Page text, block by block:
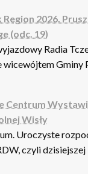
2026.
(odc. 19)
Radia
wicewójtem Gminy
Centrum
Wisły
Uroczyste
czyli